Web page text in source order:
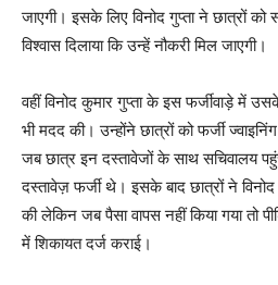
जाएगी। इसके लिए विनोद गुप्ता ने छात्रों
विश्वास दिलाया कि उन्हें नौकरी मिल जाएगी।
वहीं विनोद कुमार गुप्ता के इस फर्जीवाड़े में
भी मदद की। उन्होंने छात्रों को फर्जी
जब छात्र इन दस्तावेजों के साथ सचिवालय
दस्तावेज़ फर्जी थे। इसके बाद छात्रों ने
की लेकिन जब पैसा वापस नहीं किया गया तो
में शिकायत दर्ज कराई।